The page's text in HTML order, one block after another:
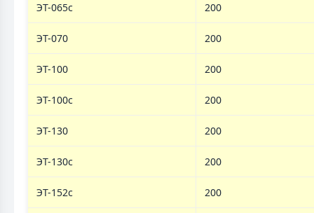
ЭТ-065c 200
ЭТ-070 200
ЭТ-100 200
ЭТ-100с 200
ЭТ-130 200
ЭТ-130с 200
ЭТ-152с 200